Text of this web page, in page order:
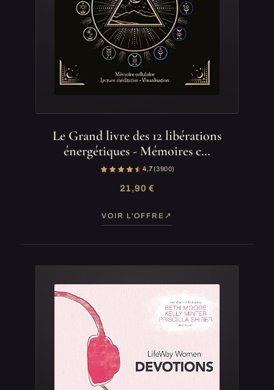
Le Grand livre des 12 libérations
énergétiques - Mémoires c…
4,7(3 900)
21,90 €
VOIR L'OFFRE